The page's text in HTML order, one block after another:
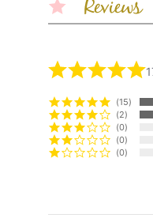
おむつの
般的です。
赤ちゃんの
くママやパ
15
2
0
0
0